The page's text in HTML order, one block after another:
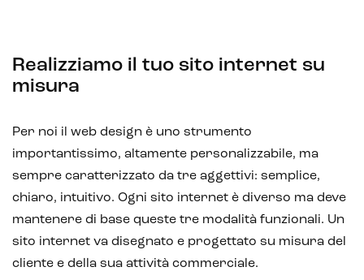
Realizziamo il tuo sito internet su
misura
Per noi il web design è uno strumento
importantissimo, altamente personalizzabile, ma
sempre caratterizzato da tre aggettivi: semplice,
chiaro, intuitivo. Ogni sito internet è diverso ma deve
mantenere di base queste tre modalità funzionali. Un
sito internet va disegnato e progettato su misura del
cliente e della sua attività commerciale.